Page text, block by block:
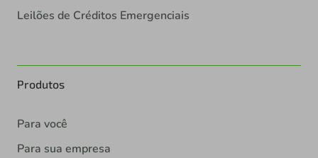
Leilões de Créditos Emergenciais
Produtos
Para você
Para sua empresa